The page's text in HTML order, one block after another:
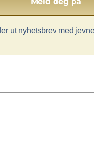
ut nyhetsbrev med